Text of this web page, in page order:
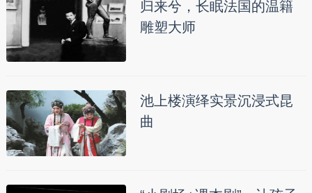
归来兮，长眠法国的温籍
雕塑大师
池上楼演绎实景沉浸式昆
曲